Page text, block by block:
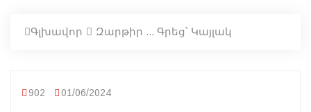
Գլխավոր Զարթիր ... Գրեց՝ Կայլակ
902 01/06/2024